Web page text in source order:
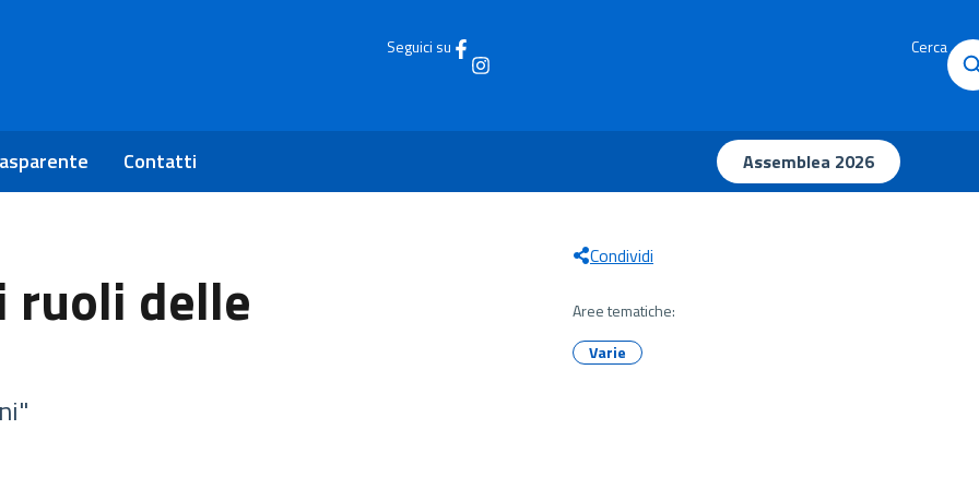
Seguici su Cerca
Contatti Assemblea 2026
ruoli delle
Condividi
Aree tematiche:
Varie